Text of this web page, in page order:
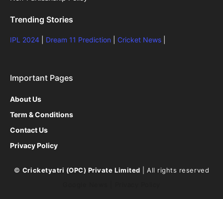
Trending Stories
IPL 2024 Dream 11 Prediction Cricket News
Important Pages
About Us
Term & Conditions
Contact Us
Privacy Policy
© Cricketyatri (OPC) Private Limited | All rights reserved